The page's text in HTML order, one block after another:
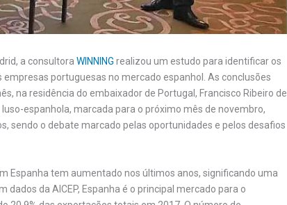
a consultora WINNING realizou um estudo para identificar os
portuguesas no mercado espanhol. As conclusões
na residência do embaixador de Portugal, Francisco Ribeiro de
espanhola, marcada para o próximo mês de novembro,
sendo o debate marcado pelas oportunidades e pelos desafios
Espanha tem aumentado nos últimos anos, significando uma
da AICEP, Espanha é o principal mercado para o